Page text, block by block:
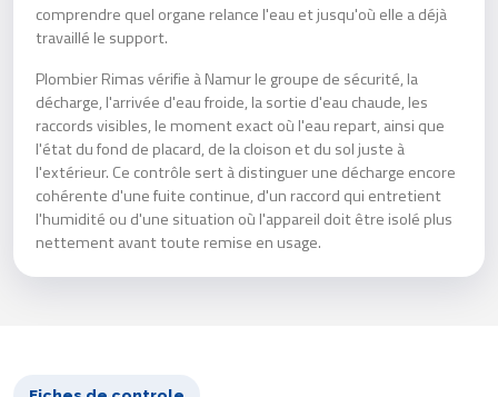
comprendre quel organe relance l'eau et jusqu'où elle a déjà
travaillé le support.
Plombier Rimas vérifie à Namur le groupe de sécurité, la
décharge, l'arrivée d'eau froide, la sortie d'eau chaude, les
raccords visibles, le moment exact où l'eau repart, ainsi que
l'état du fond de placard, de la cloison et du sol juste à
l'extérieur. Ce contrôle sert à distinguer une décharge encore
cohérente d'une fuite continue, d'un raccord qui entretient
l'humidité ou d'une situation où l'appareil doit être isolé plus
nettement avant toute remise en usage.